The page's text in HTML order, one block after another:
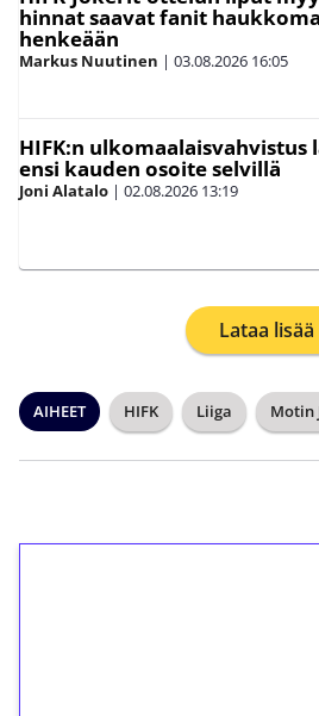
hinnat saavat fanit
henkeään
Markus Nuutinen | 03.08.2026 16:05
HIFK:n ulkomaalaisvahvistus
ensi kauden osoite selvillä
Joni Alatalo | 02.08.2026 13:19
Lataa lisää
AIHEET HIFK Liiga Motin